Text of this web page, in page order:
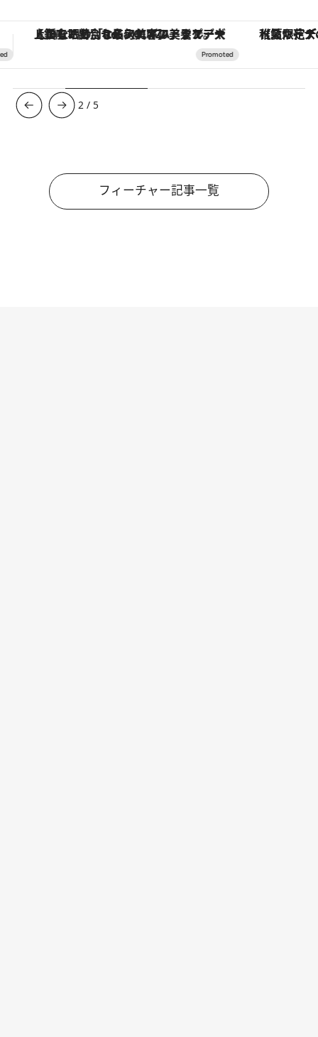
【夏限定ディナーコース】旬を迎える稚鮎や花ズッキーニなどをイタリア・トスカーナの郷土料理の手法で満喫！ ヴァシュロン・コンスタンタ
3 / 5
フィーチャー記事一覧